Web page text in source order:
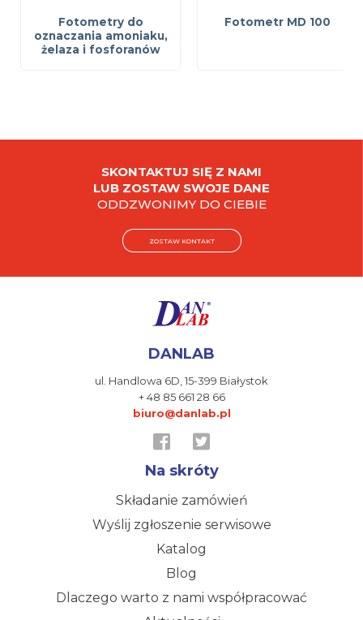
Fotometry do
oznaczania amoniaku,
żelaza i fosforanów
Fotometr MD 100
SKONTAKTUJ SIĘ Z NAMI
LUB ZOSTAW SWOJE DANE
ODDZWONIMY DO CIEBIE
ZOSTAW KONTAKT
DANLAB
ul. Handlowa 6D,15-399 Białystok
+ 48 85 661 28 66
biuro@danlab.pl
Na skróty
Składanie zamówień
Wyślij zgłoszenie serwisowe
Katalog
Blog
Dlaczego warto z nami współpracować